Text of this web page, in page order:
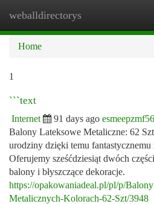
weballdirectorys
Home
1
```text
Internet 91 days ago
Balony Lateksowe Metaliczne: 62
urodziny dzięki temu
Oferujemy sześćdziesiąt dwóch
balony i błyszczące dekoracje.
https://opakowaniadeal.pl/pl/p/
Metalicznych-Kolorach-62-Szt/3948